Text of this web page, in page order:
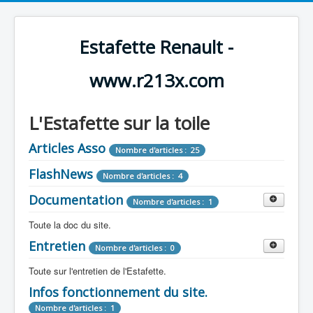
Estafette Renault -
www.r213x.com
L'Estafette sur la toile
Articles Asso Nombre d'articles : 25
FlashNews Nombre d'articles : 4
Documentation Nombre d'articles : 1
Toute la doc du site.
Revue de Presse Nombre d'articles : 9
Tous les articles que l'on a vu sur l'estafette !
Camping Car Nombre d'articles : 3
Entretien Nombre d'articles : 0
Toute sur l'entretien de l'Estafette.
Mécanique Nombre d'articles : 0
Infos fonctionnement du site.
Nombre d'articles : 1